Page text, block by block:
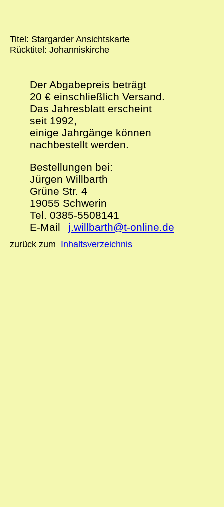
Titel: Stargarder Ansichtskarte
Rücktitel: Johanniskirche
zurück zum Inhaltsverzeichnis